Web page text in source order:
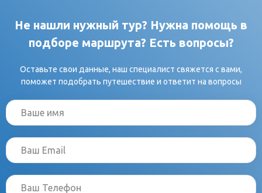
зависимости от ограничений введённых регионом/
страной). Иностранные граждане должны иметь при
себе миграционную карту.
административных границ областей (субъектов) Российской
Федерации, за исключением границы города Москва и
должны быть заранее поданы в Единую государственную
информационную систему обеспечения транспортной
обеспечения транспортной безопасности разработана
Министерством транспорта Российской Федерации во
исполнение Федерального закона от 9 февраля 2007 г. 16-ФЗ
«О транспортной безопасности» в рамках Комплексной
Не нашли нужный тур? Нужна помощь в
подборе маршрута? Есть вопросы?
Оставьте свои данные, наш специалист свяжется с вами,
поможет подобрать путешествие и ответит на вопросы